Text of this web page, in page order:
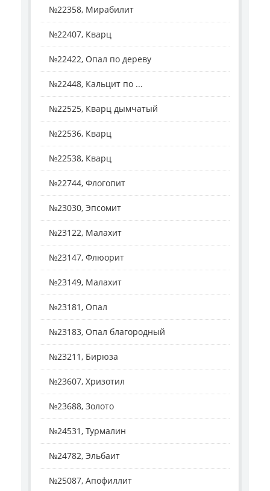
№22358, Мирабилит
№22407, Кварц
№22422, Опал по дереву
№22448, Кальцит по ...
№22525, Кварц дымчатый
№22536, Кварц
№22538, Кварц
№22744, Флогопит
№23030, Эпсомит
№23122, Малахит
№23147, Флюорит
№23149, Малахит
№23181, Опал
№23183, Опал благородный
№23211, Бирюза
№23607, Хризотил
№23688, Золото
№24531, Турмалин
№24782, Эльбаит
№25087, Апофиллит